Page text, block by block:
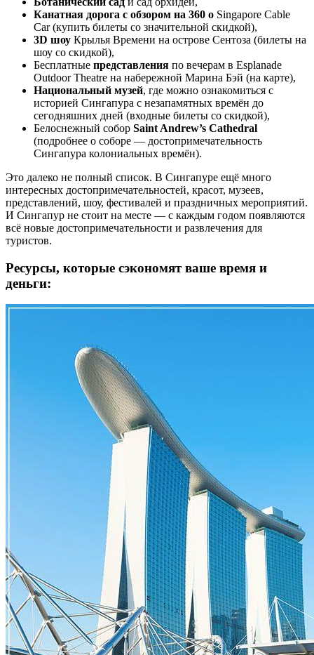
Канатная дорога с обзором на 360 о Singapore Cable
Car (купить билеты со значительной скидкой),
3D шоу Крылья Времени на острове Сентоза (билеты на
шоу со скидкой),
Бесплатные представления по вечерам в Esplanade
Outdoor Theatre на набережной Марина Бэй (на карте),
Национальный музей, где можно ознакомиться с
историей Сингапура с незапамятных времён до
сегодняшних дней (входные билеты со скидкой),
Белоснежный собор Saint Andrew’s Cathedral
(подробнее о соборе — достопримечательность
Сингапура колониальных времён).
Это далеко не полный список. В Сингапуре ещё много
интересных достопримечательностей, красот, музеев,
представлений, шоу, фестивалей и праздничных мероприятий.
И Сингапур не стоит на месте — с каждым годом появляются
всё новые достопримечательности и развлечения для
туристов.
Ресурсы, которые сэкономят ваше время и
деньги: